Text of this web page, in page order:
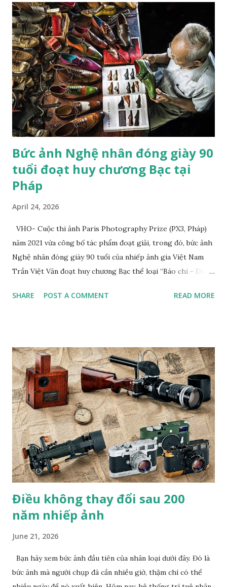
pastel. Nhiếp ảnh gia đến từ London này không nói "hoàn
hảo" theo nghĩa "được vẽ một cách điêu luyện"; mà là ẩn dụ
hoàn hảo cho mối quan hệ lý tưởng giữa con người và thiên
nhiên. Bức tranh gợi nhớ đến một tác phẩm nghệ thuật
khác: Chú hổ con đang chơi đùa với mẹ. Đây là tác phẩm của
họa sĩ trường phái lãng mạn người Pháp Eugene Delacroix,
người đã sử dụng một chú hổ nuôi nhốt tại sở thú và chú
mèo cưng của mình làm mẫu. "Trường phái lãng mạn trong
hội h...
Bức ảnh Nghệ nhân đóng giày 90
tuổi đoạt huy chương Bạc tại
Pháp
April 24, 2026
VHO- Cuộc thi ảnh Paris Photography Prize (PX3, Pháp)
năm 2021 vừa công bố tác phẩm đoạt giải, trong đó, bức ảnh
Nghệ nhân đóng giày 90 tuổi của nhiếp ảnh gia Việt Nam
Trần Việt Văn đoạt huy chương Bạc thể loại “Báo chí - Du
đoạt giải của anh chụp nghệ nhân Trịnh Ngọc sống ở
chụp nghệ nhân đóng giày Trịnh Ngọc của nhiếp ảnh gia
Trần Việt Văn cũng từng xuất bản trên web Private Photo
Revie w (Pháp), tạp chí Fstop (Mỹ) và đoạt giải Nhất cuộc
thi ảnh quốc tế lần thứ VII Concurso International De
Fotografia Alicante (Tây Ban Nha). Anh cũng là nhiếp ảnh
gia Việt Nam duy nhất đoạt giải PX3 của Pháp trong 8 năm
liên tiếp. B.T
SHARE POST A COMMENT READ MORE
Điều không thay đổi sau 200
năm nhiếp ảnh
June 21, 2026
Bạn hãy xem bức ảnh đầu tiên của nhân loại dưới đây. Đó là
bức ảnh mà người chụp đã cần nhiều giờ, thậm chí có thể